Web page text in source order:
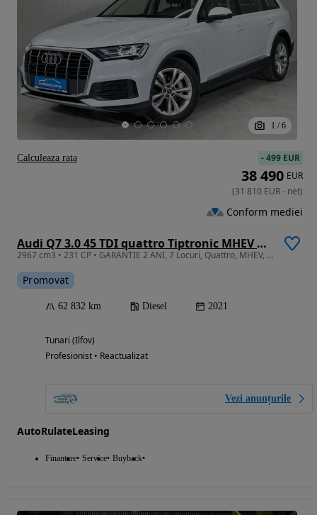
1 / 6
Audi Q7 3.0 45 TDI quattro Tiptronic MHEV Basic
2967 cm3 • 231 CP • GARANTIE 2 ANI, 7 Locuri, Quattro, MHEV, Camera, Scaune incalzite
Promovat
62 832 km Diesel 2021
Tunari (Ilfov)
Profesionist • Reactualizat
Vezi anunțurile
AutoRulateLeasing
Finantare Service Buyback
-499 EUR
38 490 EUR
(31 810 EUR- net)
Conform mediei
Calculeaza rata